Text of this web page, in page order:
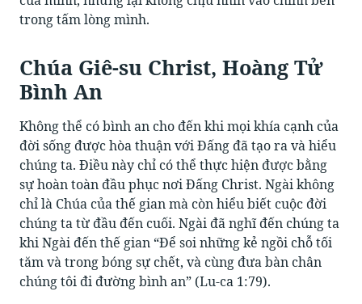
trong tấm lòng mình.
Chúa Giê-su Christ, Hoàng Tử
Bình An
Không thể có bình an cho đến khi mọi khía cạnh của
đời sống được hòa thuận với Đấng đã tạo ra và hiểu
chúng ta. Điều này chỉ có thể thực hiện được bằng
sự hoàn toàn đầu phục nơi Đấng Christ. Ngài không
chỉ là Chúa của thế gian mà còn hiểu biết cuộc đời
chúng ta từ đầu đến cuối. Ngài đã nghĩ đến chúng ta
khi Ngài đến thế gian “Để soi những kẻ ngồi chỗ tối
tăm và trong bóng sự chết, và cùng đưa bàn chân
chúng tôi đi đường bình an” (Lu-ca 1:79).